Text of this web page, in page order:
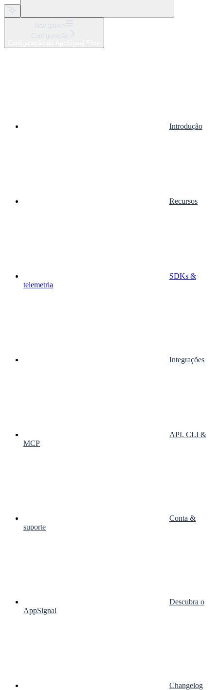
Introdução
Recursos
SDKs &
telemetria
Integrações
API, CLI &
MCP
Conta &
suporte
Descubra o
AppSignal
Changelog